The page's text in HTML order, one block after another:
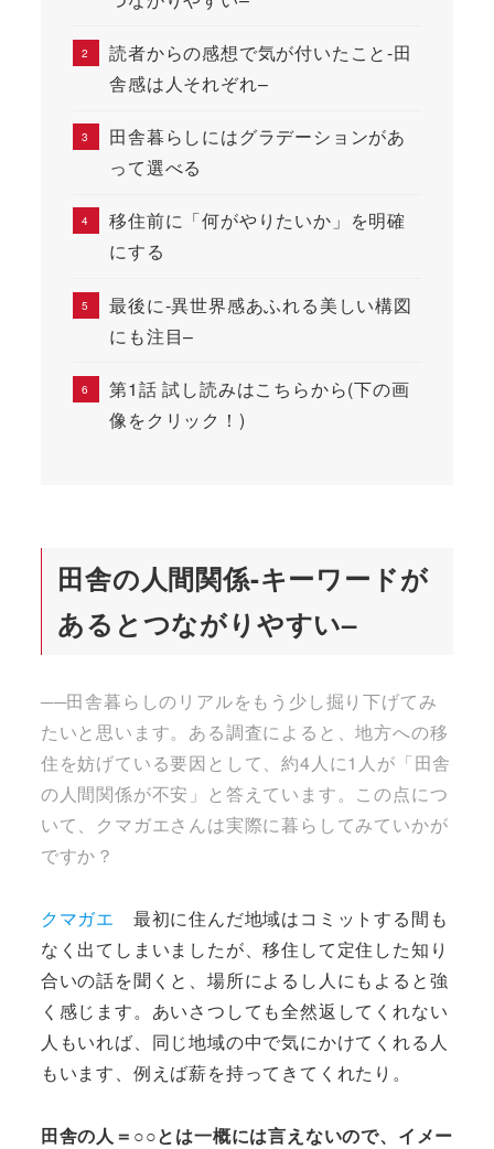
読者からの感想で気が付いたこと-田
舎感は人それぞれ–
田舎暮らしにはグラデーションがあ
って選べる
移住前に「何がやりたいか」を明確
にする
最後に-異世界感あふれる美しい構図
にも注目–
第1話 試し読みはこちらから(下の画
像をクリック！)
田舎の人間関係-キーワードが
あるとつながりやすい–
──田舎暮らしのリアルをもう少し掘り下げてみ
たいと思います。ある調査によると、地方への移
住を妨げている要因として、約4人に1人が「田舎
の人間関係が不安」と答えています。この点につ
いて、クマガエさんは実際に暮らしてみていかが
ですか？
クマガエ 最初に住んだ地域はコミットする間も
なく出てしまいましたが、移住して定住した知り
合いの話を聞くと、場所によるし人にもよると強
く感じます。あいさつしても全然返してくれない
人もいれば、同じ地域の中で気にかけてくれる人
もいます、例えば薪を持ってきてくれたり。
田舎の人＝○○とは一概には言えないので、イメー